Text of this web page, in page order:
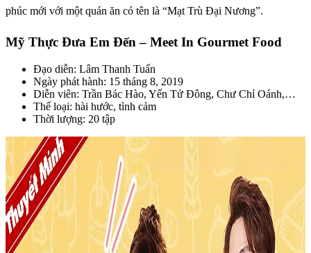
phúc mới với một quán ăn có tên là “Mạt Trù Đại Nương”.
Mỹ Thực Đưa Em Đến – Meet In Gourmet Food
Đạo diễn: Lâm Thanh Tuấn
Ngày phát hành: 15 tháng 8, 2019
Diễn viên: Trần Bác Hào, Yến Tử Đông, Chư Chỉ Oánh,…
Thể loại: hài hước, tình cảm
Thời lượng: 20 tập